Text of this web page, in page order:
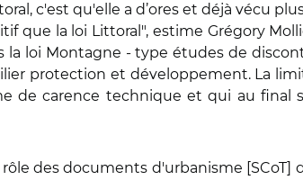
c'est qu'elle a d’ores et déjà vécu
que la loi Littoral", estime Grégory
la loi Montagne - type études de
protection et développement. La
de carence technique et qui au
des documents d'urbanisme